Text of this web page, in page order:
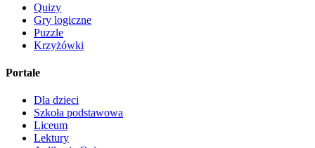
Quizy
Gry logiczne
Puzzle
Krzyżówki
Portale
Dla dzieci
Szkoła podstawowa
Liceum
Lektury